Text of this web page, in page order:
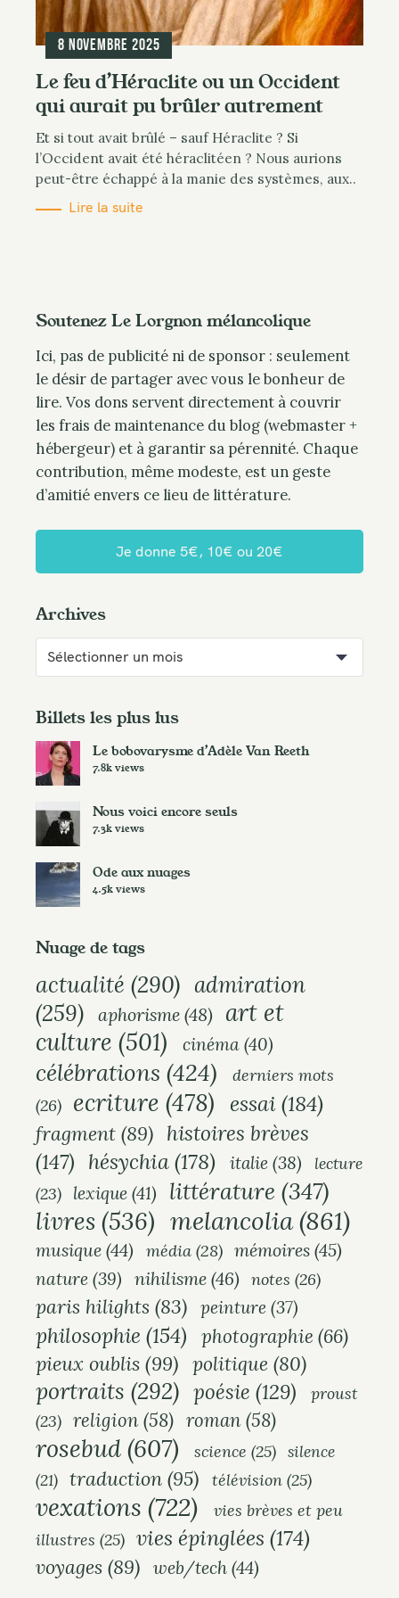
8 novembre 2025
Le feu d’Héraclite ou un Occident
qui aurait pu brûler autrement
Et si tout avait brûlé – sauf Héraclite ? Si
l’Occident avait été héraclitéen ? Nous aurions
peut-être échappé à la manie des systèmes, aux..
Lire la suite
Soutenez Le Lorgnon mélancolique
Ici, pas de publicité ni de sponsor : seulement
le désir de partager avec vous le bonheur de
lire. Vos dons servent directement à couvrir
les frais de maintenance du blog (webmaster +
hébergeur) et à garantir sa pérennité. Chaque
contribution, même modeste, est un geste
d’amitié envers ce lieu de littérature.
Je donne 5€, 10€ ou 20€
Archives
r
h
i
e
Billets les plus lus
Le bobovarysme d’Adèle Van Reeth
7.8k views
Nous voici encore seuls
7.3k views
Ode aux nuages
4.5k views
Nuage de tags
actualité (290) admiration
(259)
aphorisme (48) art et
culture (501) cinéma (40)
célébrations (424)
derniers mots
(26)
ecriture (478) essai (184)
fragment (89) histoires brèves
(147) hésychia (178) italie (38)
lecture
(23)
lexique(41) littérature (347)
livres (536) melancolia(861)
musique (44) média(28) mémoires(45)
nature (39) nihilisme(46) notes (26)
paris hilights (83) peinture(37)
philosophie (154) photographie (66)
pieux oublis (99) politique (80)
portraits (292) poésie (129)
proust
(23) religion (58) roman (58)
rosebud (607) science (25) silence
(21) traduction(95) télévision(25)
vexations (722)
vies brèves et peu
illustres (25) vies épinglées (174)
voyages (89) web/tech(44)